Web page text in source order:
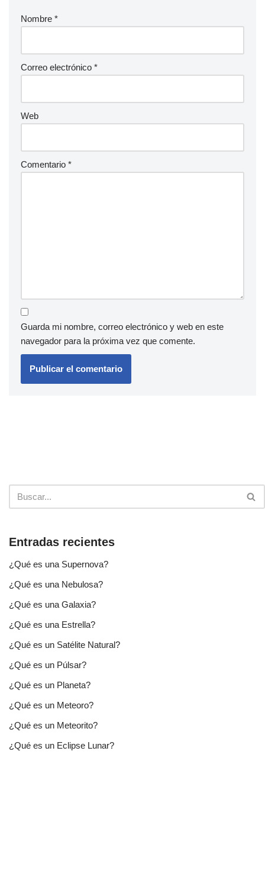
Nombre *
Correo electrónico *
Web
Comentario *
Guarda mi nombre, correo electrónico y web en este
navegador para la próxima vez que comente.
Entradas recientes
¿Qué es una Supernova?
¿Qué es una Nebulosa?
¿Qué es una Galaxia?
¿Qué es una Estrella?
¿Qué es un Satélite Natural?
¿Qué es un Púlsar?
¿Qué es un Planeta?
¿Qué es un Meteoro?
¿Qué es un Meteorito?
¿Qué es un Eclipse Lunar?